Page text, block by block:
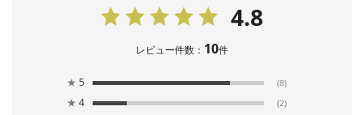
4.8
レビュー件数： 10件
★ 5 (8)
★ 4 (2)